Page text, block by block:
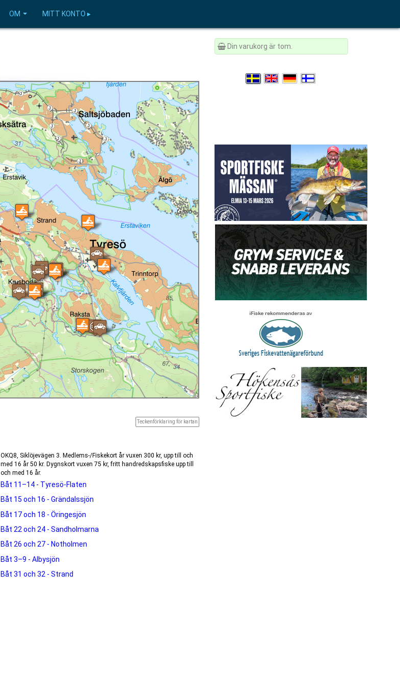
OM MITT KONTO ▸
Teckenförklaring för kartan
OKQ8, Siklöjevägen 3. Medlems-/Fiskekort år vuxen 300 kr, upp till och
med 16 år 50 kr. Dygnskort vuxen 75 kr, fritt handredskapsfiske upp till
och med 16 år.
Båt 11–14 - Tyresö-Flaten
Båt 15 och 16 - Grändalssjön
Båt 17 och 18 - Öringesjön
Båt 22 och 24 - Sandholmarna
Båt 26 och 27 - Notholmen
Båt 3–9 - Albysjön
Båt 31 och 32 - Strand
Din varukorg är tom.